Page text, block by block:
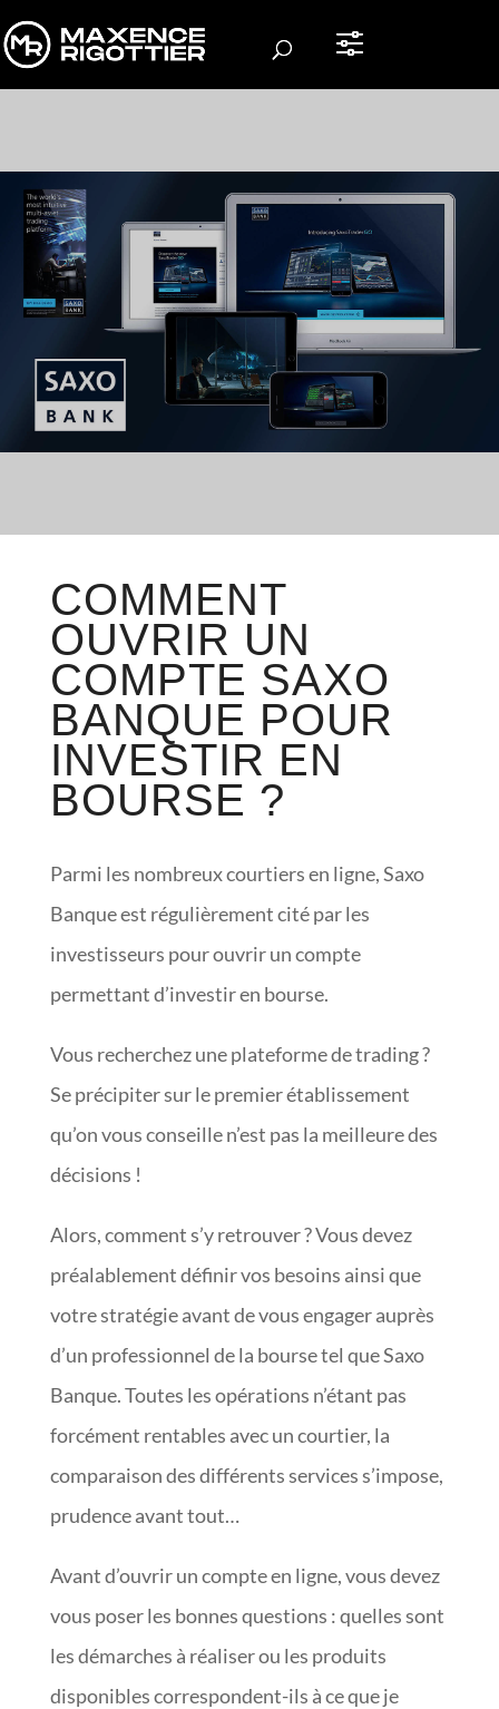
COMMENT
OUVRIR UN
COMPTE SAXO
BANQUE POUR
INVESTIR EN
BOURSE ?
Parmi les nombreux courtiers en ligne, Saxo
Banque est régulièrement cité par les
investisseurs pour ouvrir un compte
permettant d’investir en bourse.
Vous recherchez une plateforme de trading ?
Se précipiter sur le premier établissement
qu’on vous conseille n’est pas la meilleure des
décisions !
Alors, comment s’y retrouver ? Vous devez
préalablement définir vos besoins ainsi que
votre stratégie avant de vous engager auprès
d’un professionnel de la bourse tel que Saxo
Banque. Toutes les opérations n’étant pas
forcément rentables avec un courtier, la
comparaison des différents services s’impose,
prudence avant tout…
Avant d’ouvrir un compte en ligne, vous devez
vous poser les bonnes questions : quelles sont
les démarches à réaliser ou les produits
disponibles correspondent-ils à ce que je